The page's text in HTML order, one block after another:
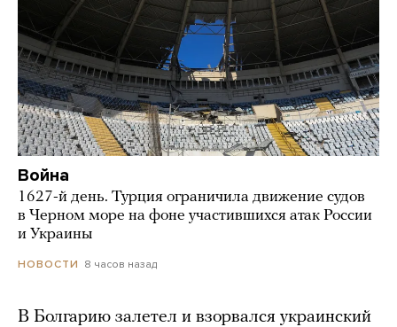
Война
1627-й день. Турция ограничила движение судов
в Черном море на фоне участившихся атак России
и Украины
НОВОСТИ 8 часов назад
В Болгарию залетел и взорвался украинский